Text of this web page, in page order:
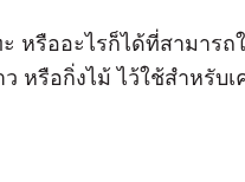
หรืออะไรก็ได้ที่สามารถ
หรือกิ่งไม้ ไว้ใช้สำหรับเ